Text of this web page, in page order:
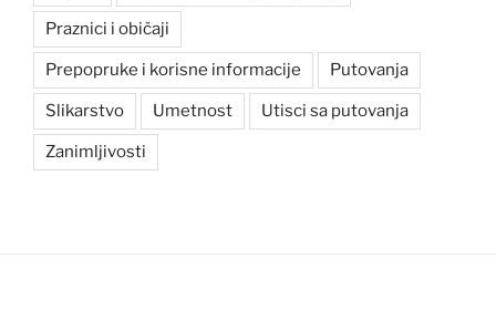
Praznici i običaji
Prepopruke i korisne informacije Putovanja
Slikarstvo Umetnost Utisci sa putovanja
Zanimljivosti